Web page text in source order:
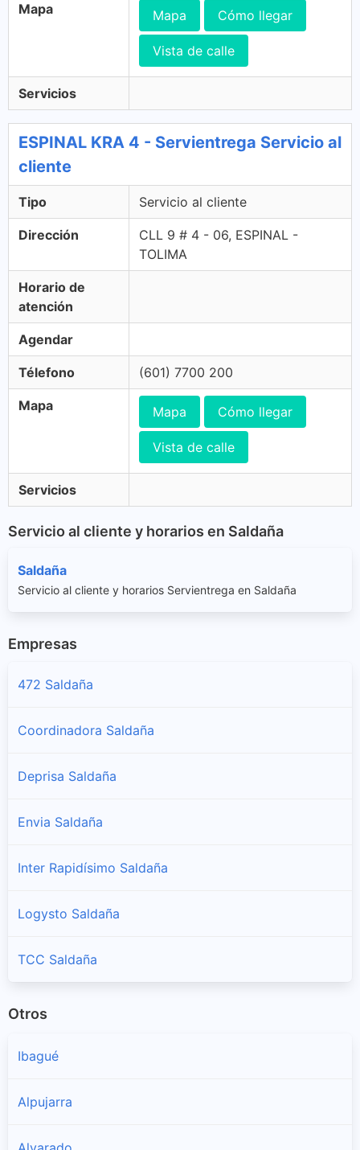
Mapa Mapa Cómo llegar
Vista de calle
Servicios
ESPINAL KRA 4 - Servientrega Servicio al
cliente
Tipo Servicio al cliente
Dirección
CLL 9 # 4 - 06, ESPINAL -
TOLIMA
Horario de
atención
Agendar
Télefono (601) 7700 200
Mapa Mapa Cómo llegar
Vista de calle
Servicios
Servicio al cliente y horarios en Saldaña
Saldaña
Servicio al cliente y horarios Servientrega en Saldaña
Empresas
472 Saldaña
Coordinadora Saldaña
Deprisa Saldaña
Envia Saldaña
Inter Rapidísimo Saldaña
Logysto Saldaña
TCC Saldaña
Otros
Ibagué
Alpujarra